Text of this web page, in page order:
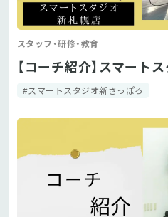
スタッフ・研修・教育
【コーチ紹介】スマート
#スマートスタジオ新さっぽろ